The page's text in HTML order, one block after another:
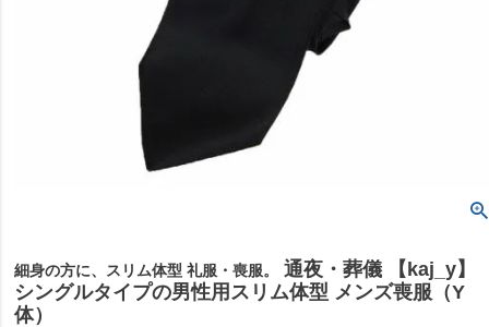
細身の方に、スリム体型 礼服・喪服。
通夜・葬儀 【kaj_y】
シングルタイプの男性用スリム体型 メンズ喪服（Y
体）